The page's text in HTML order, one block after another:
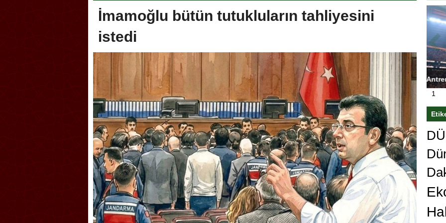
İmamoğlu bütün tutukluların tahliyesini
istedi
Geleneksel Türk Okçuluğu
ev sahipliği yapıyor
Askerlik şakası Dünya Kupası’nı
karıştırdı! Güney Kore’den sert karar
Antrenörlüğe ”Hayır” diyen Mertens,
Galatasaray’dan bakın ne istedi
1